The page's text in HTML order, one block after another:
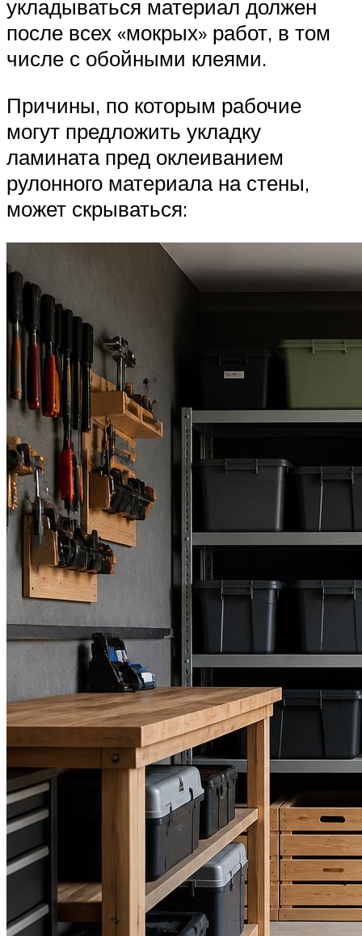
укладываться материал должен
после всех «мокрых» работ, в том
числе с обойными клеями.
Причины, по которым рабочие
могут предложить укладку
ламината пред оклеиванием
рулонного материала на стены,
может скрываться: